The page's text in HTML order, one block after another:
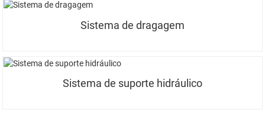
Sistema de dragagem
Sistema de suporte hidráulico